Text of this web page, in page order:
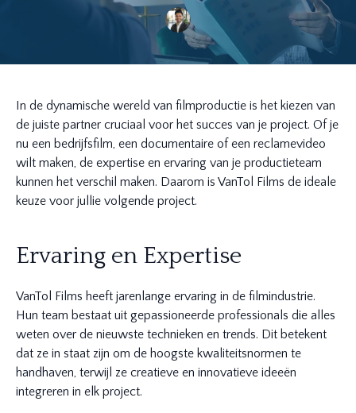
In de dynamische wereld van filmproductie is het kiezen van
de juiste partner cruciaal voor het succes van je project. Of je
nu een bedrijfsfilm, een documentaire of een reclamevideo
wilt maken, de expertise en ervaring van je productieteam
kunnen het verschil maken. Daarom is VanTol Films de ideale
keuze voor jullie volgende project.
Ervaring en Expertise
VanTol Films heeft jarenlange ervaring in de filmindustrie.
Hun team bestaat uit gepassioneerde professionals die alles
weten over de nieuwste technieken en trends. Dit betekent
dat ze in staat zijn om de hoogste kwaliteitsnormen te
handhaven, terwijl ze creatieve en innovatieve ideeën
integreren in elk project.